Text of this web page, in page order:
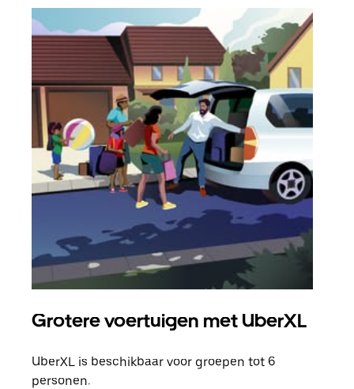
Grotere voertuigen met UberXL
UberXL is beschikbaar voor groepen tot 6
personen.